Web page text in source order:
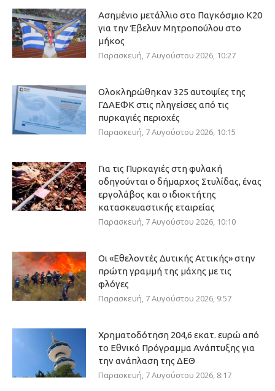
Ασημένιο μετάλλιο στο Παγκόσμιο Κ20
για την Έβελυν Μητροπούλου στο
μήκος
Παρασκευή, 7 Αυγούστου 2026, 10:27
Ολοκληρώθηκαν 325 αυτοψίες της
ΓΔΑΕΦΚ στις πληγείσες από τις
πυρκαγιές περιοχές
Παρασκευή, 7 Αυγούστου 2026, 10:15
Για τις Πυρκαγιές στη φυλακή
οδηγούνται ο δήμαρχος Στυλίδας, ένας
εργολάβος και ο ιδιοκτήτης
κατασκευαστικής εταιρείας
Παρασκευή, 7 Αυγούστου 2026, 10:10
Οι «Εθελοντές Δυτικής Αττικής» στην
πρώτη γραμμή της μάχης με τις
φλόγες
Παρασκευή, 7 Αυγούστου 2026, 9:57
Χρηματοδότηση 204,6 εκατ. ευρώ από
το Εθνικό Πρόγραμμα Ανάπτυξης για
την ανάπλαση της ΔΕΘ
Παρασκευή, 7 Αυγούστου 2026, 8:17